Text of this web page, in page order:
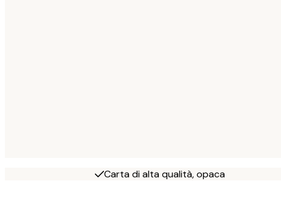
Carta di alta qualità, opaca